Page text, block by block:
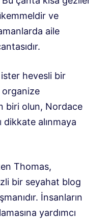
ve
aile
hevesli bir
organize
biri olun, Nordace
dikkate alınmaya
Thomas,
bir seyahat blog
İnsanların
yardımcı